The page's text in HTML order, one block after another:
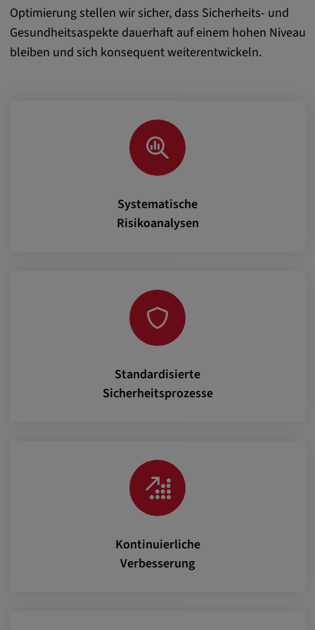
Optimierung stellen wir sicher, dass Sicherheits- und
Gesundheitsaspekte dauerhaft auf einem hohen Niveau
bleiben und sich konsequent weiterentwickeln.
Systematische
Risikoanalysen
Standardisierte
Sicherheitsprozesse
Kontinuierliche
Verbesserung
Name:
cookie_consent
Zweck:
Notwendig, um Inhalte von externen Medien-
DV, SOCS, NID, AEC, CONSENT, OGPC
google.com
VISITOR_INFO1_LIVE, YSC, CONSENT,